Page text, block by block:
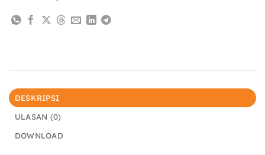
DESKRIPSI
ULASAN (0)
DOWNLOAD